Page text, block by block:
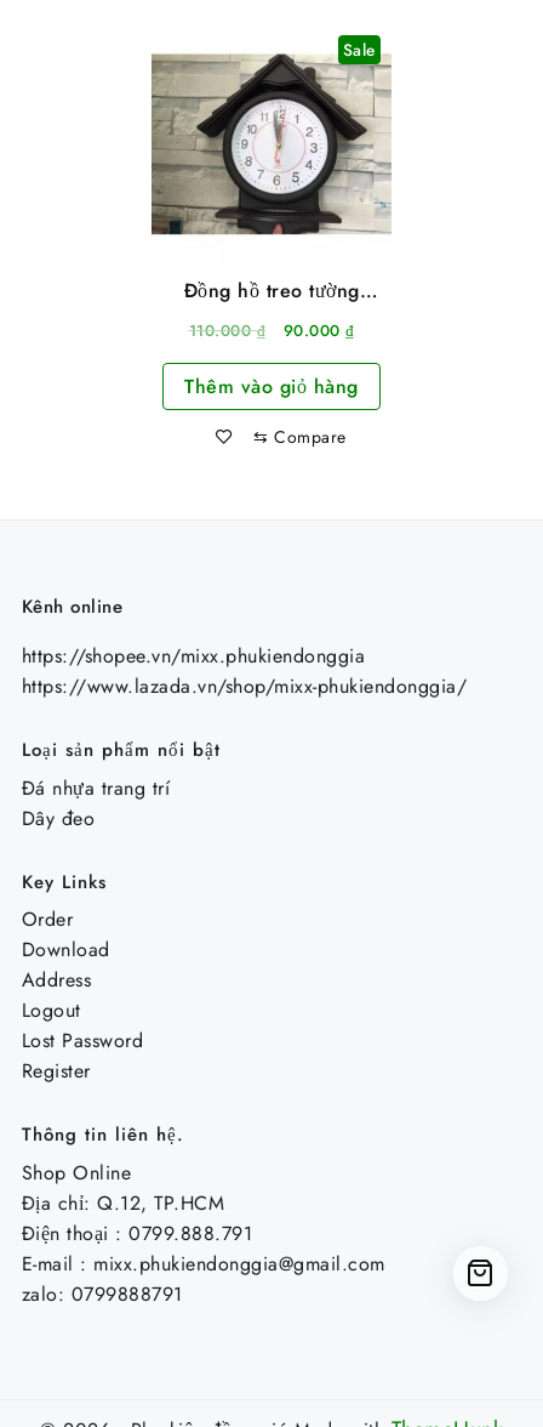
Sale
Đồng hồ treo tường
hình mái nhà kiểu dáng
cổ điển
110.000₫
Giá
là:
110.000 ₫.
90.000 ₫Giá
tại
là:
Thêm vào giỏ hàng
⇆ Compare
Kênh online
https://shopee.vn/mixx.phukiendonggia
https://www.lazada.vn/shop/mixx-phukiendonggia/
Loại sản phẩm nổi bật
Đá nhựa trang trí
Dây đeo
Key Links
Order
Download
Address
Logout
Lost Password
Register
Thông tin liên hệ.
Shop Online
Địa chỉ: Q.12, TP.HCM
Điện thoại : 0799.888.791
E-mail : mixx.phukiendonggia@gmail.com
zalo: 0799888791